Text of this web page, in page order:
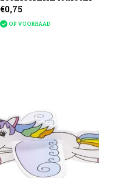
€0,75
OP VOORRAAD